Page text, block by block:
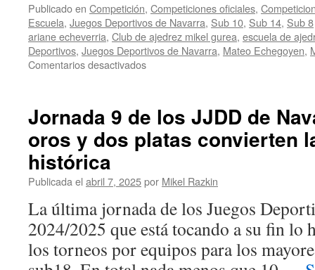
Publicado en Competición, Competiciones oficiales,
Escuela, Juegos Deportivos de Navarra, Sub 10, Sub 14, Sub 8
ariane echeverria, Club de ajedrez mikel gurea, escuela de
Deportivos, Juegos Deportivos de Navarra, Mateo Echegoyen,
Comentarios desactivadosen
cuatro
Campeones
de
los
JDN:
Máxima
Morris,
Jon
Merino,
Jornada 9 de los JJDD de
oros y dos platas convierten
histórica
Publicada el abril 7, 2025por Mikel Razkin
La última jornada de los Juegos
2024/2025 que está tocando a su fin lo
los torneos por equipos para los